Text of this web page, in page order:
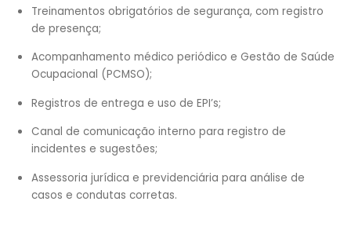
Treinamentos obrigatórios de segurança, com registro
de presença;
Acompanhamento médico periódico e Gestão de Saúde
Ocupacional (PCMSO);
Registros de entrega e uso de EPI’s;
Canal de comunicação interno para registro de
incidentes e sugestões;
Assessoria jurídica e previdenciária para análise de
casos e condutas corretas.